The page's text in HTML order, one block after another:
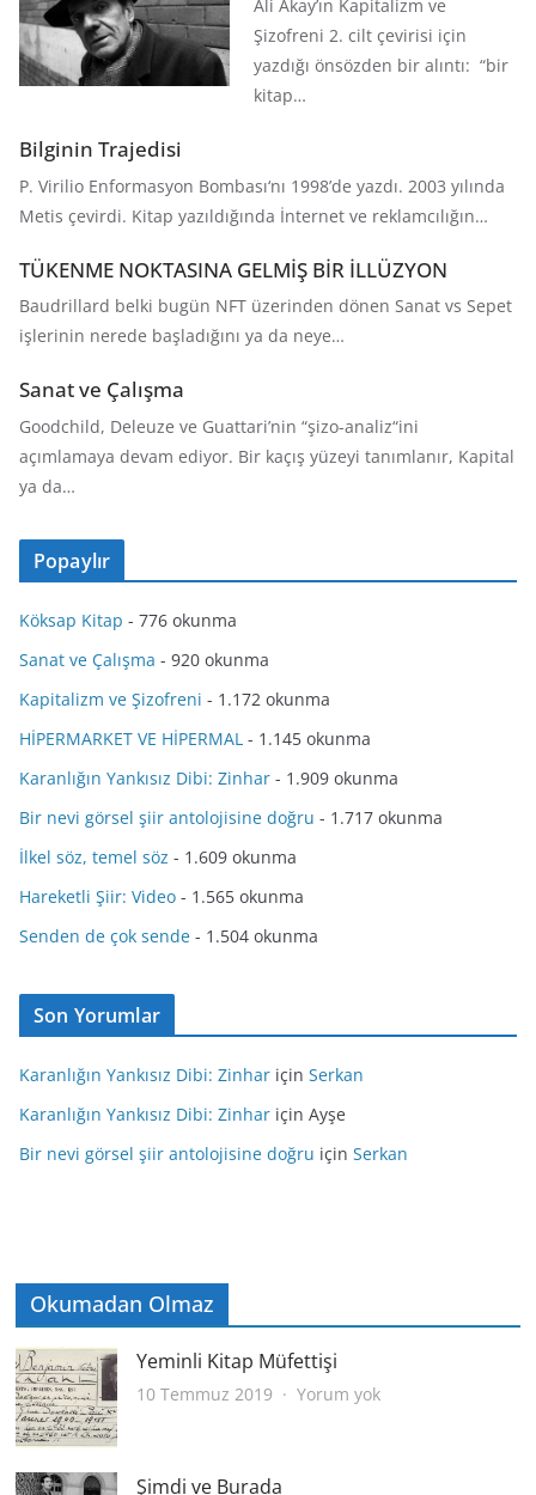
Ali Akay’ın Kapitalizm ve
Şizofreni 2. cilt çevirisi için
yazdığı önsözden bir alıntı: “bir
kitap…
Bilginin Trajedisi
P. Virilio Enformasyon Bombası‘nı 1998’de yazdı. 2003 yılında
Metis çevirdi. Kitap yazıldığında İnternet ve reklamcılığın…
TÜKENME NOKTASINA GELMİŞ BİR İLLÜZYON
Baudrillard belki bugün NFT üzerinden dönen Sanat vs Sepet
işlerinin nerede başladığını ya da neye…
Sanat ve Çalışma
Goodchild, Deleuze ve Guattari’nin “şizo-analiz“ini
açımlamaya devam ediyor. Bir kaçış yüzeyi tanımlanır, Kapital
ya da…
Popaylır
Köksap Kitap - 776 okunma
Sanat ve Çalışma - 920 okunma
Kapitalizm ve Şizofreni - 1.172 okunma
HİPERMARKET VE HİPERMAL - 1.145 okunma
Karanlığın Yankısız Dibi: Zinhar - 1.909 okunma
Bir nevi görsel şiir antolojisine doğru - 1.717 okunma
İlkel söz, temel söz - 1.609 okunma
Hareketli Şiir: Video - 1.565 okunma
Senden de çok sende - 1.504 okunma
Son Yorumlar
Karanlığın Yankısız Dibi: Zinhar için Serkan
Karanlığın Yankısız Dibi: Zinhar için Ayşe
Bir nevi görsel şiir antolojisine doğru için Serkan
Okumadan Olmaz
Yeminli Kitap Müfettişi
10 Temmuz 2019 Yorum yokYeminli
Şimdi ve Burada